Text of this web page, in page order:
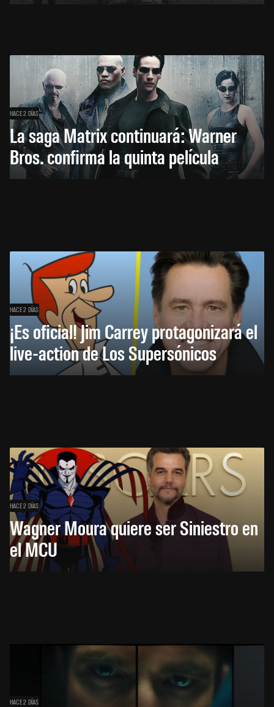
HACE 2 DÍAS
La saga Matrix continuará: Warner
Bros. confirma la quinta película
HACE 2 DÍAS
¡Es oficial! Jim Carrey protagonizará el
live-action de Los Supersónicos
HACE 2 DÍAS
Wagner Moura quiere ser Siniestro en
el MCU
HACE 2 DÍAS